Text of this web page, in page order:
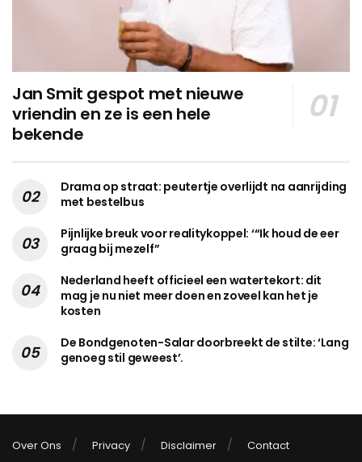
Jan Smit gespot met nieuwe
vriendin en ze is een hele
bekende
Drama op straat: peutertje overlijdt na aanrijding
met bestelbus
Pijnlijke breuk voor realitykoppel: ‘“Ik houd de eer
graag bij mezelf”
Nederland heeft officieel een watertekort: dit
mag je nu niet meer doen en zoveel kan het je
kosten
De Bondgenoten-Salar doorbreekt de stilte: ‘Lang
genoeg stil geweest’.
Over Ons Privacy Disclaimer Contact